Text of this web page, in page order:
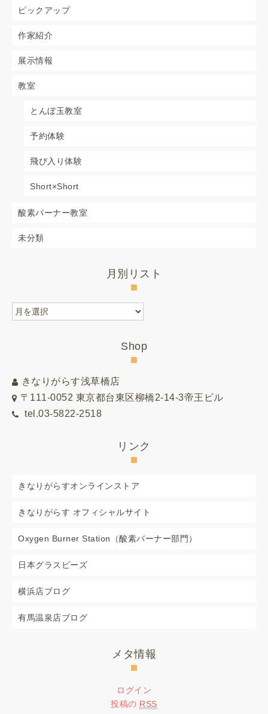
ピックアップ
作家紹介
展示情報
教室
とんぼ玉教室
予約体験
飛び入り体験
Short×Short
酸素バーナー教室
未分類
月別リスト
月
別
Shop
きなりがらす浅草橋店
〒111-0052 東京都台東区柳橋2-14-3帝王ビル
tel.03-5822-2518
リンク
きなりがらすオンラインストア
きなりがらす オフィシャルサイト
Oxygen Burner Station（酸素バーナー部門）
日本グラスビーズ
横浜店ブログ
有馬温泉店ブログ
メタ情報
ログイン
投稿の RSS